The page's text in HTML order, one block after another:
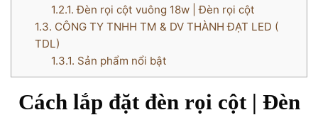
1.2.1. Đèn rọi cột vuông 18w | Đèn rọi cột
1.3. CÔNG TY TNHH TM & DV THÀNH ĐẠT LED (
TDL)
1.3.1. Sản phẩm nổi bật
Cách lắp đặt đèn rọi cột | Đèn